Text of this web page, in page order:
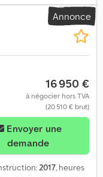
utile : 3 500 kg
Annonce
16 950 €
à négocier hors TVA
(20 510 € brut)
demande
2017, heures